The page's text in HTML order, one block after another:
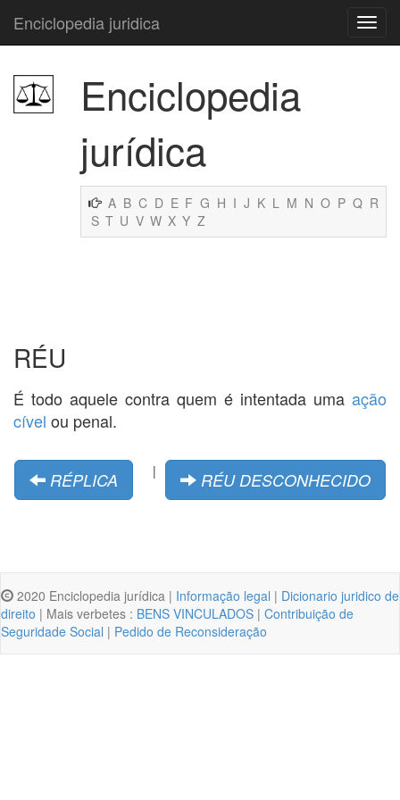
Enciclopedia juridica
Enciclopedia
jurídica
A B C D E F G H I J K L M N O P Q R
S T U V W X Y Z
RÉU
É todo aquele contra quem é intentada uma ação
cível ou penal.
RÉPLICA | RÉU DESCONHECIDO
2020 Enciclopedia jurídica | Informação legal | Dicionario juridico de
direito | Mais verbetes : BENS VINCULADOS | Contribuição de
Seguridade Social | Pedido de Reconsideração